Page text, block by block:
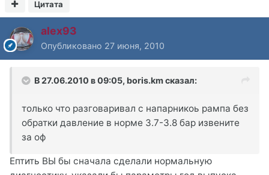
Цитата
alex93
Опубликовано 27 июня, 2010
В 27.06.2010 в 09:05, boris.km сказал:
только что разговаривал с напарникоь рампа без
обратки давление в норме 3.7-3.8 бар извените
за оф
Ептить ВЫ бы сначала сделали нормальную